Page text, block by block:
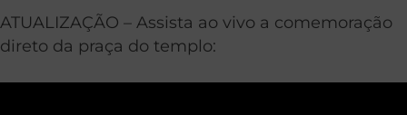
ATUALIZAÇÃO – Assista ao vivo a comemoração
direto da praça do templo: